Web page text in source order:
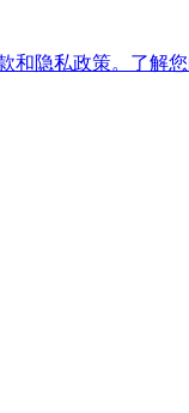
和隐私政策。了解